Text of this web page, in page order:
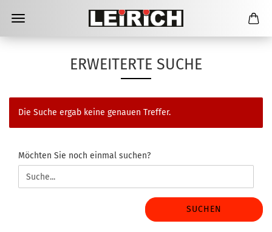
ERWEITERTE SUCHE
Die Suche ergab keine genauen Treffer.
MÖCHTEN
SIE
NOCH
EINMAL
Möchten Sie noch einmal suchen?
SUCHEN